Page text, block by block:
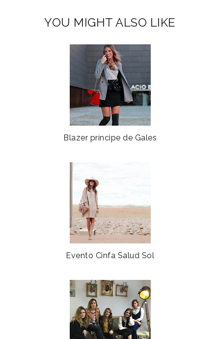
YOU MIGHT ALSO LIKE
Blazer príncipe de Gales
Evento Cinfa Salud Sol